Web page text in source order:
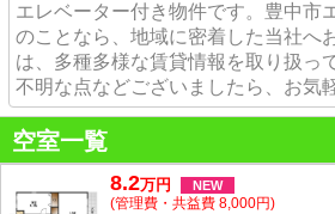
エレベーター付き物件です。豊中市
のことなら、地域に密着した当社へ
は、多種多様な賃貸情報を取り扱っ
不明な点などございましたら、お気
空室一覧
8.2万円 NEW
(管理費・共益費 8,000円)